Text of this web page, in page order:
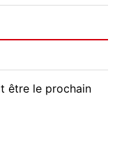
être le prochain